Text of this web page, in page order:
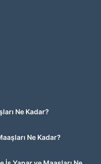
Ne Kadar?
Ne Kadar?